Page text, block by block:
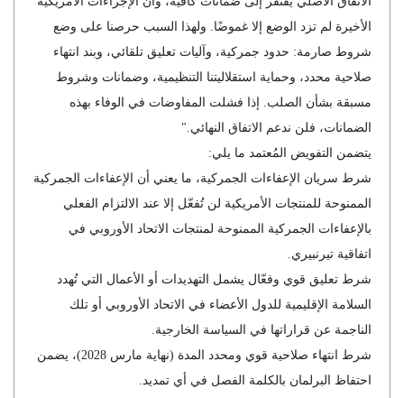
الأخيرة لم تزد الوضع إلا غموضًا. ولهذا السبب حرصنا على وضع
شروط صارمة: حدود جمركية، وآليات تعليق تلقائي، وبند انتهاء
صلاحية محدد، وحماية استقلاليتنا التنظيمية، وضمانات وشروط
مسبقة بشأن الصلب. إذا فشلت المفاوضات في الوفاء بهذه
الضمانات، فلن ندعم الاتفاق النهائي."
يتضمن التفويض المُعتمد ما يلي:
شرط سريان الإعفاءات الجمركية، ما يعني أن الإعفاءات الجمركية
الممنوحة للمنتجات الأمريكية لن تُفعّل إلا عند الالتزام الفعلي
بالإعفاءات الجمركية الممنوحة لمنتجات الاتحاد الأوروبي في
اتفاقية تيرنبيري.
شرط تعليق قوي وفعّال يشمل التهديدات أو الأعمال التي تُهدد
السلامة الإقليمية للدول الأعضاء في الاتحاد الأوروبي أو تلك
الناجمة عن قراراتها في السياسة الخارجية.
شرط انتهاء صلاحية قوي ومحدد المدة (نهاية مارس 2028)، يضمن
احتفاظ البرلمان بالكلمة الفصل في أي تمديد.